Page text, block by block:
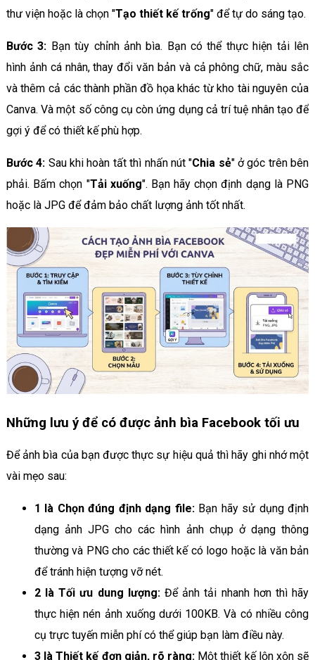
thư viện hoặc là chọn "Tạo thiết kế trống" để tự do sáng tạo.
Bước 3: Bạn tùy chỉnh ảnh bìa. Bạn có thể thực hiện tải lên
hình ảnh cá nhân, thay đổi văn bản và cả phông chữ, màu sắc
và thêm cả các thành phần đồ họa khác từ kho tài nguyên của
Canva. Và một số công cụ còn ứng dụng cả trí tuệ nhân tạo để
gợi ý để có thiết kế phù hợp.
Bước 4: Sau khi hoàn tất thì nhấn nút "Chia sẻ" ở góc trên bên
phải. Bấm chọn "Tải xuống". Bạn hãy chọn định dạng là PNG
hoặc là JPG để đảm bảo chất lượng ảnh tốt nhất.
Những lưu ý để có được ảnh bìa Facebook tối ưu
Để ảnh bìa của bạn được thực sự hiệu quả thì hãy ghi nhớ một
vài mẹo sau:
1 là Chọn đúng định dạng file:Bạn hãy sử dụng định
dạng ảnh JPG cho các hình ảnh chụp ở dạng thông
thường và PNG cho các thiết kế có logo hoặc là văn bản
để tránh hiện tượng vỡ nét.
2 là Tối ưu dung lượng:Để ảnh tải nhanh hơn thì hãy
thực hiện nén ảnh xuống dưới 100KB. Và có nhiều công
cụ trực tuyến miễn phí có thể giúp bạn làm điều này.
3 là Thiết kế đơn giản, rõ ràng: Một thiết kế lộn xộn sẽ